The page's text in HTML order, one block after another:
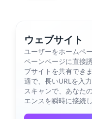
ウェブサイト
ユーザーをホームペ
ペーンページに直接
ブサイトを共有でき
適で、長いURLを入
スキャンで、あなた
エンスを瞬時に接続し